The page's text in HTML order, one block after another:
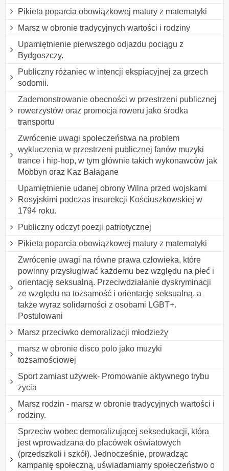
Pikieta poparcia obowiązkowej matury z matematyki
Marsz w obronie tradycyjnych wartości i rodziny
Upamiętnienie pierwszego odjazdu pociągu z
Bydgoszczy.
Publiczny różaniec w intencji ekspiacyjnej za grzech
sodomii.
Zademonstrowanie obecności w przestrzeni publicznej
rowerzystów oraz promocja roweru jako środka
transportu
Zwrócenie uwagi społeczeństwa na problem
wykluczenia w przestrzeni publicznej fanów muzyki
trance i hip-hop, w tym głównie takich wykonawców jak
Mobbyn oraz Kaz Bałagane
Upamiętnienie udanej obrony Wilna przed wojskami
Rosyjskimi podczas insurekcji Kościuszkowskiej w
1794 roku.
Publiczny odczyt poezji patriotycznej
Pikieta poparcia obowiązkowej matury z matematyki
Zwrócenie uwagi na równe prawa człowieka, które
powinny przysługiwać każdemu bez względu na płeć i
orientację seksualną. Przeciwdziałanie dyskryminacji
ze względu na tożsamość i orientację seksualną, a
także wyraz solidarności z osobami LGBT+.
Postulowani
Marsz przeciwko demoralizacji młodzieży
marsz w obronie disco polo jako muzyki
tożsamościowej
Sport zamiast używek- Promowanie aktywnego trybu
życia
Marsz rodzin - marsz w obronie tradycyjnych wartości i
rodziny.
Sprzeciw wobec demoralizującej seksedukacji, która
jest wprowadzana do placówek oświatowych
(przedszkoli i szkół). Jednocześnie, prowadząc
kampanię społeczną, uświadamiamy społeczeństwo o